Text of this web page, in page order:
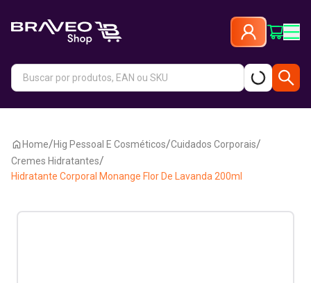
Home/Hig Pessoal E Cosméticos/Cuidados Corporais/
Cremes Hidratantes/
Hidratante Corporal Monange Flor De Lavanda 200ml